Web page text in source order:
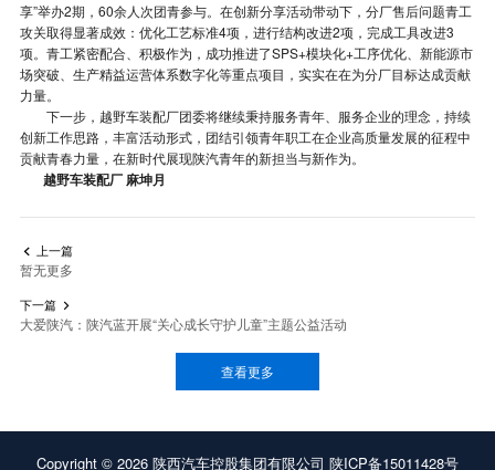
享”举办2期，60余人次团青参与。在创新分享活动带动下，分厂售后问题青工
攻关取得显著成效：优化工艺标准4项，进行结构改进2项，完成工具改进3
项。青工紧密配合、积极作为，成功推进了SPS+模块化+工序优化、新能源市
场突破、生产精益运营体系数字化等重点项目，实实在在为分厂目标达成贡献
力量。
下一步，越野车装配厂团委将继续秉持服务青年、服务企业的理念，持续
创新工作思路，丰富活动形式，团结引领青年职工在企业高质量发展的征程中
贡献青春力量，在新时代展现陕汽青年的新担当与新作为。
越野车装配厂 麻坤月
 上一篇
暂无更多
下一篇 
大爱陕汽：陕汽蓝开展“关心成长守护儿童”主题公益活动
查看更多
Copyright © 2026 陕西汽车控股集团有限公司 陕ICP备15011428号